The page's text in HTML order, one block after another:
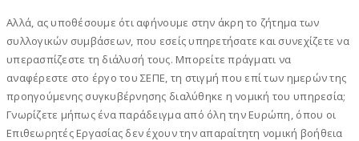
Αλλά, ας υποθέσουμε ότι αφήνουμε στην άκρη το ζήτημα των
συλλογικών συμβάσεων, που εσείς υπηρετήσατε και συνεχίζετε να
υπερασπίζεστε τη διάλυσή τους. Μπορείτε πράγματι να
αναφέρεστε στο έργο του ΣΕΠΕ, τη στιγμή που επί των ημερών της
προηγούμενης συγκυβέρνησης διαλύθηκε η νομική του υπηρεσία;
Γνωρίζετε μήπως ένα παράδειγμα από όλη την Ευρώπη, όπου οι
Επιθεωρητές Εργασίας δεν έχουν την απαραίτητη νομική βοήθεια